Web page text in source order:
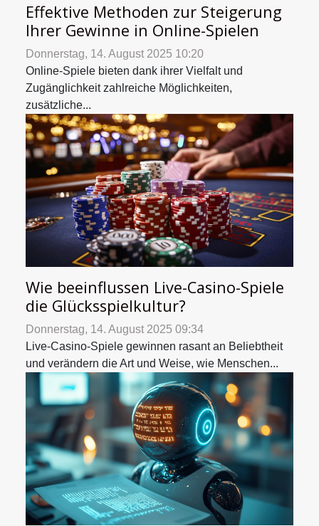
Effektive Methoden zur Steigerung
Ihrer Gewinne in Online-Spielen
Donnerstag, 14. August 2025 10:20
Online-Spiele bieten dank ihrer Vielfalt und
Zugänglichkeit zahlreiche Möglichkeiten,
zusätzliche...
Wie beeinflussen Live-Casino-Spiele
die Glücksspielkultur?
Donnerstag, 14. August 2025 09:34
Live-Casino-Spiele gewinnen rasant an Beliebtheit
und verändern die Art und Weise, wie Menschen...